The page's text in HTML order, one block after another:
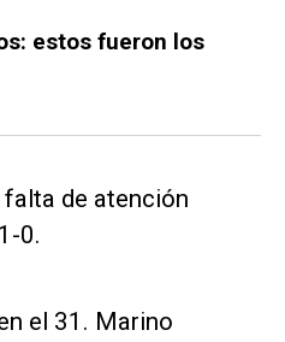
estos fueron los
de atención
0.
el 31. Marino